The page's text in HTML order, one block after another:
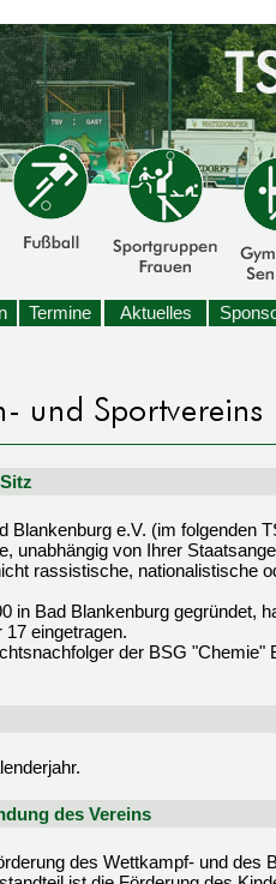
Termine Aktuelles
Blankenburg e.V. (im folgenden
unabhängig von Ihrer
rassistische, nationalistische
in Bad Blankenburg gegründet,
eingetragen.
der BSG
des Vereins
des Wettkampf- und des